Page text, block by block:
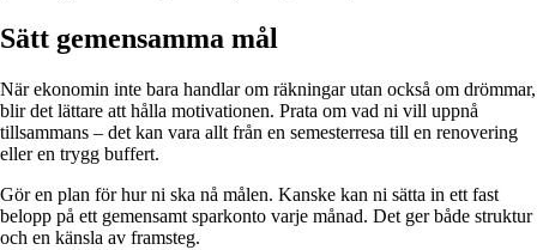
Sätt gemensamma mål
När ekonomin inte bara handlar om räkningar utan också om drömmar,
blir det lättare att hålla motivationen. Prata om vad ni vill uppnå
tillsammans – det kan vara allt från en semesterresa till en renovering
eller en trygg buffert.
Gör en plan för hur ni ska nå målen. Kanske kan ni sätta in ett fast
belopp på ett gemensamt sparkonto varje månad. Det ger både struktur
och en känsla av framsteg.